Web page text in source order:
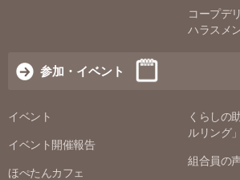
コープデ
ハラスメ
参加・イベント
イベント
イベント開催報告
ほぺたんカフェ
くらしの
ルリング」
組合員の